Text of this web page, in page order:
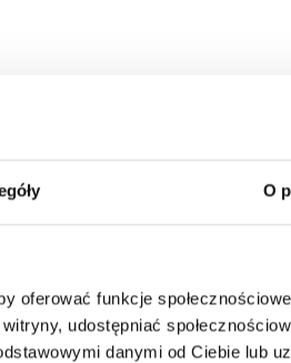
O
oferować funkcje
udostępniać
danymi od Ciebie lub